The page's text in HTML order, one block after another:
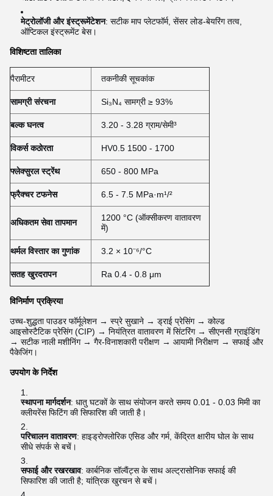
मेट्रोलॉजी और इंस्ट्रूमेंटेशन: सटीक माप प्लेटफॉर्म, सेंसर लोड-बेयरिंग तत्व,
ऑप्टिकल इंस्ट्रूमेंट बेस।
विशिष्टता तालिका
पैरामीटर तकनीकी सूचकांक
सामग्री संरचना Si₃N₄ सामग्री ≥ 93%
बल्क घनत्व 3.20 - 3.28 ग्राम/सेमी³
विकर्स कठोरता HV0.5 1500 - 1700
फ्लेक्सुरल स्ट्रेंथ 650 - 800 MPa
फ्रैक्चर टफनेस 6.5 - 7.5 MPa·m¹/²
अधिकतम सेवा तापमान
1200 °C (ऑक्सीकरण वातावरण
में)
थर्मल विस्तार का गुणांक 3.2 × 10⁻⁶/°C
सतह खुरदरापन Ra 0.4 - 0.8 μm
विनिर्माण प्रक्रिया
उच्च-शुद्धता पाउडर फॉर्मूलेशन → स्प्रे सुखाने → ड्राई प्रेसिंग → कोल्ड
आइसोस्टैटिक प्रेसिंग (CIP) → नियंत्रित वातावरण में सिंटरिंग → सीएनसी ग्राइंडिंग
→ सटीक नाली मशीनिंग → गैर-विनाशकारी परीक्षण → आयामी निरीक्षण → सफाई और
पैकेजिंग।
उपयोग के निर्देश
स्थापना मार्गदर्शन: धातु घटकों के साथ संयोजन करते समय 0.01 - 0.03 मिमी का
क्लीयरेंस फिटिंग की सिफारिश की जाती है।
परिचालन वातावरण: हाइड्रोफ्लोरिक एसिड और गर्म, केंद्रित क्षारीय घोल के साथ
सीधे संपर्क से बचें।
सफाई और रखरखाव: कार्बनिक सॉल्वैंट्स के साथ अल्ट्रासोनिक सफाई की
सिफारिश की जाती है; यांत्रिक खुरचन से बचें।